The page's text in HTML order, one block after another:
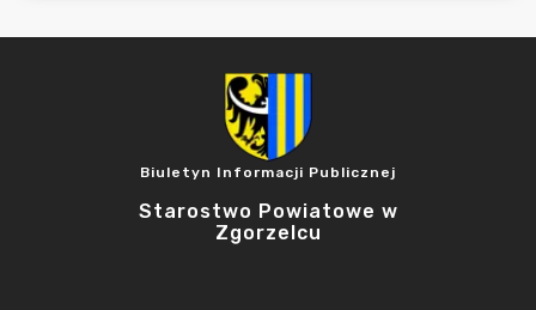
Biuletyn Informacji Publicznej
Starostwo Powiatowe w
Zgorzelcu